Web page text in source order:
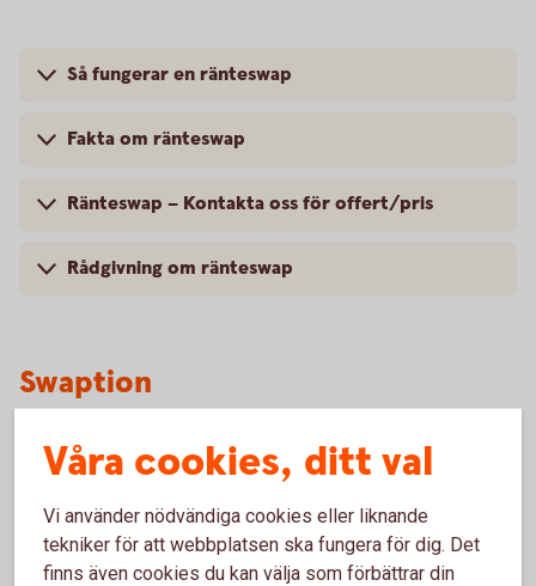
Så fungerar en ränteswap
Fakta om ränteswap
Ränteswap – Kontakta oss för offert/pris
Rådgivning om ränteswap
Swaption
eller en placering genom att få rätten att ändra rörlig ränta
Våra cookies, ditt val
Vi använder nödvändiga cookies eller liknande
tekniker för att webbplatsen ska fungera för dig. Det
finns även cookies du kan välja som förbättrar din